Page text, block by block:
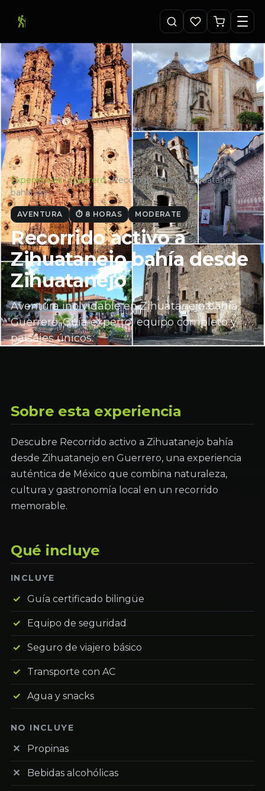
Experiencias · Guerrero · Recorrido activo a Zihuatanejo
bahía des…
AVENTURA ⏱ 8 HORAS MODERATE
Recorrido activo a
Zihuatanejo bahía desde
Zihuatanejo
Aventura inolvidable en Zihuatanejo bahía,
Guerrero. Guía experto, equipo completo y
paisajes únicos.
Sobre esta experiencia
Descubre Recorrido activo a Zihuatanejo bahía
desde Zihuatanejo en Guerrero, una experiencia
auténtica de México que combina naturaleza,
cultura y gastronomía local en un recorrido
memorable.
Qué incluye
INCLUYE
Guía certificado bilingüe
Equipo de seguridad
Seguro de viajero básico
Transporte con AC
Agua y snacks
NO INCLUYE
Propinas
Bebidas alcohólicas